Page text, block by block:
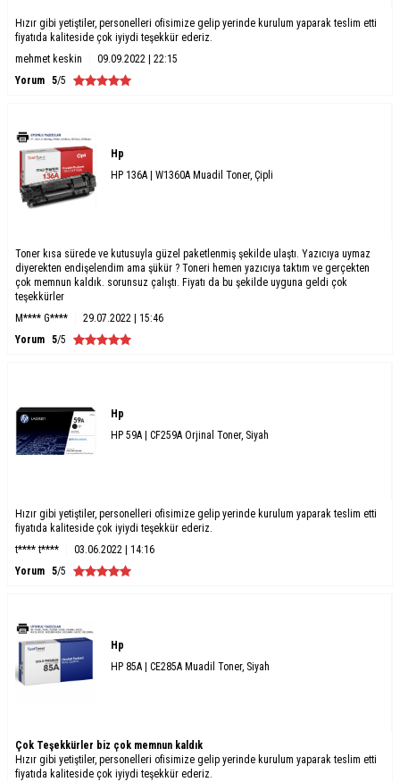
Hızır gibi yetiştiler, personelleri ofisimize gelip yerinde kurulum yaparak teslim etti
fiyatıda kaliteside çok iyiydi teşekkür ederiz.
mehmet keskin
09.09.2022 | 22:15
Yorum 5/5
Hp
HP 136A | W1360A Muadil Toner, Çipli
Toner kısa sürede ve kutusuyla güzel paketlenmiş şekilde ulaştı. Yazıcıya uymaz
diyerekten endişelendim ama şükür ? Toneri hemen yazıcıya taktım ve gerçekten
çok memnun kaldık. sorunsuz çalıştı. Fiyatı da bu şekilde uyguna geldi çok
teşekkürler
M**** G****
29.07.2022 | 15:46
Yorum 5/5
Hp
HP 59A | CF259A Orjinal Toner, Siyah
Hızır gibi yetiştiler, personelleri ofisimize gelip yerinde kurulum yaparak teslim etti
fiyatıda kaliteside çok iyiydi teşekkür ederiz.
t**** t****
03.06.2022 | 14:16
Yorum 5/5
Hp
HP 85A | CE285A Muadil Toner, Siyah
Çok Teşekkürler biz çok memnun kaldık
Hızır gibi yetiştiler, personelleri ofisimize gelip yerinde kurulum yaparak teslim etti
fiyatıda kaliteside çok iyiydi teşekkür ederiz.